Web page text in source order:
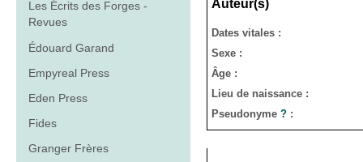
Les Écrits des Forges -
Revues
Édouard Garand
Empyreal Press
Eden Press
Fides
Granger Frères
Auteur(s)
Dates vitales :
Sexe :
Âge :
Lieu de naissance :
Pseudonyme ? :